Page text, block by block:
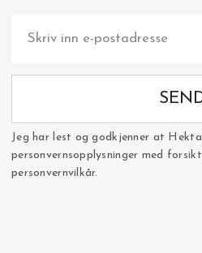
Jeg har lest og godkjenner at
personvernsopplysninger med
personvernvilkår.